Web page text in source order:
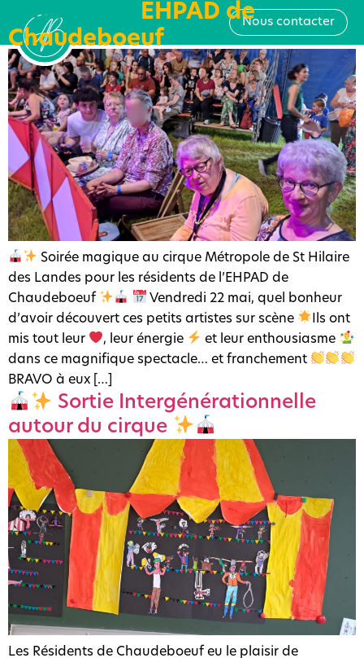
Nous contacter
Catégorie : EHPAD de
Chaudeboeuf
Tous au cirque pour l’Ehpad de
Chaudeboeuf
Soirée magique au cirque Métropole de St Hilaire
des Landes pour les résidents de l’EHPAD de
Chaudeboeuf
Vendredi 22 mai, quel bonheur
d’avoir découvert ces petits artistes sur scène
Ils ont
mis tout leur
, leur énergie
et leur enthousiasme
dans ce magnifique spectacle… et franchement
BRAVO à eux […]
Sortie Intergénérationnelle
autour du cirque
Les Résidents de Chaudeboeuf eu le plaisir de